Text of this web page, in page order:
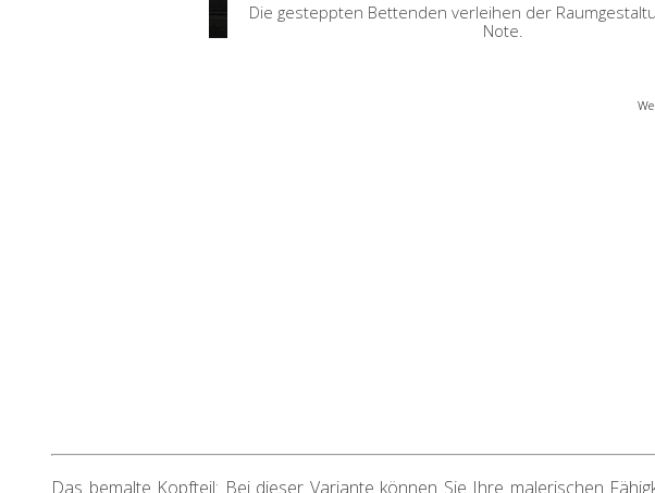
Die gesteppten Bettenden verleihen der
Note.
Das bemalte Kopfteil: Bei dieser Variante können Sie Ihre malerischen